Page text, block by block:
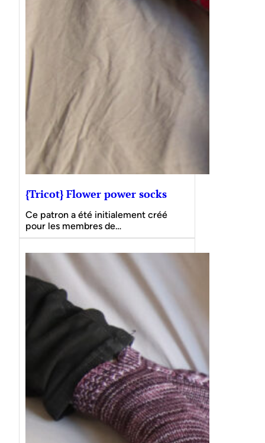
{Tricot} Flower power socks
Ce patron a été initialement créé
pour les membres de…